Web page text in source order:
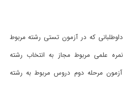
ﻛﻪ در آزﻣﻮن تستی رﺷﺘﻪ ﻣﺮﺑﻮط
علمی ﻣﺮﺑﻮط ﻣﺠﺎز ﺑﻪ اﻧﺘﺨﺎب رﺷﺘﻪ
ﻣﺮﺣﻠﻪ دوم دروس ﻣﺮﺑﻮط ﺑﻪ رﺷﺘﻪ